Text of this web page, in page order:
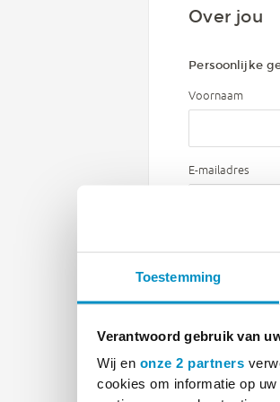
Toestemming
Verantwoord gebruik van
Wij en onze 2 partners
cookies om informatie op
Over jou
Persoonlijke
Voornaam
E-mailadres
Afleveradres
Praktijknaam